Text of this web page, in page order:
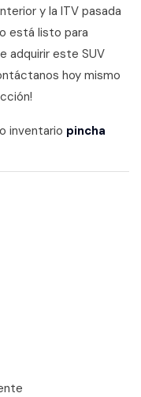
y la ITV pasada
está listo para
adquirir este SUV
hoy mismo
inventario pincha